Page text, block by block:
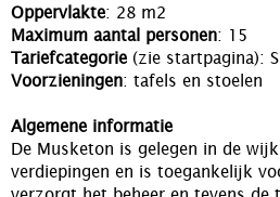
Oppervlakte: 28 m2
Maximum aantal personen: 15
Tariefcategorie (zie startpagina): S
Voorzieningen: tafels en stoelen
Algemene informatie
De Musketon is gelegen in de
verdiepingen en is toegankelijk